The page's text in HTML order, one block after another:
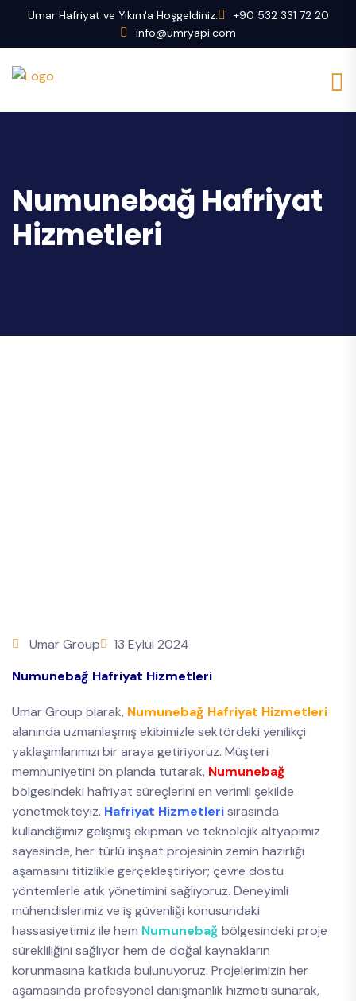
Umar Hafriyat ve Yıkım'a Hoşgeldiniz.
+90 532 331 72 20
info@umryapi.com
Numunebağ Hafriyat
Hizmetleri
Umar Group
13 Eylül 2024
Numunebağ Hafriyat Hizmetleri
Umar Group olarak, Numunebağ Hafriyat Hizmetleri
alanında uzmanlaşmış ekibimizle sektördeki yenilikçi
yaklaşımlarımızı bir araya getiriyoruz. Müşteri
memnuniyetini ön planda tutarak, Numunebağ
bölgesindeki hafriyat süreçlerini en verimli şekilde
yönetmekteyiz. Hafriyat Hizmetlerisırasında
kullandığımız gelişmiş ekipman ve teknolojik altyapımız
sayesinde, her türlü inşaat projesinin zemin hazırlığı
aşamasını titizlikle gerçekleştiriyor; çevre dostu
yöntemlerle atık yönetimini sağlıyoruz. Deneyimli
mühendislerimiz ve iş güvenliği konusundaki
hassasiyetimiz ile hem Numunebağ bölgesindeki proje
sürekliliğini sağlıyor hem de doğal kaynakların
korunmasına katkıda bulunuyoruz. Projelerimizin her
aşamasında profesyonel danışmanlık hizmeti sunarak,